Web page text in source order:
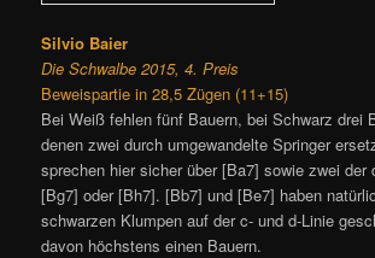
Silvio Baier
Die Schwalbe 2015, 4. Preis
Beweispartie in 28,5 Zügen (11+15)
Bei Weiß fehlen fünf Bauern, bei Schwarz drei
denen zwei durch umgewandelte Springer
sprechen hier sicher über [Ba7] sowie zwei der
[Bg7] oder [Bh7]. [Bb7] und [Be7] haben
schwarzen Klumpen auf der c- und d-Linie
davon höchstens einen Bauern.